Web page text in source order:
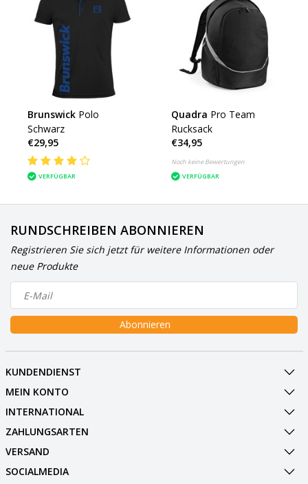
Brunswick Polo
Schwarz
€29,95
VERFÜGBAR
Quadra Pro Team
Rucksack
€34,95
Noch keine Bewertungen
VERFÜGBAR
RUNDSCHREIBEN ABONNIEREN
Registrieren Sie sich jetzt für weitere Informationen oder
neue Produkte
Abonnieren
KUNDENDIENST
MEIN KONTO
INTERNATIONAL
ZAHLUNGSARTEN
VERSAND
SOCIALMEDIA